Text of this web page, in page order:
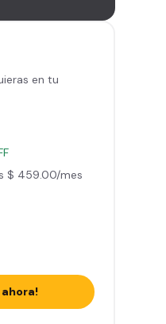
5 amigos al
de
en
áreas de peso
en tu
$ 459.00/mes
ahora!